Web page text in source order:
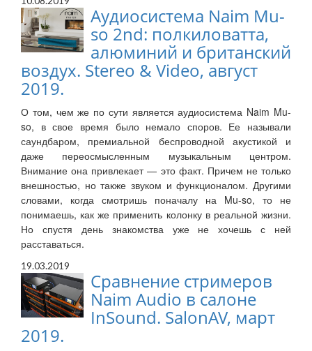
Аудиосистема Naim Mu-
so 2nd: полкиловатта,
алюминий и британский
воздух. Stereo & Video, август
2019.
О том, чем же по сути является аудиосистема Naim Mu-
so, в свое время было немало споров. Ее называли
саундбаром, премиальной беспроводной акустикой и
даже переосмысленным музыкальным центром.
Внимание она привлекает — это факт. Причем не только
внешностью, но также звуком и функционалом. Другими
словами, когда смотришь поначалу на Mu-so, то не
понимаешь, как же применить колонку в реальной жизни.
Но спустя день знакомства уже не хочешь с ней
расставаться.
19.03.2019
Сравнение стримеров
Naim Audio в салоне
InSound. SalonAV, март
2019.